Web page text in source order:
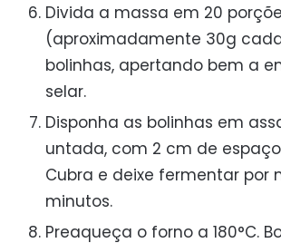
Divida a massa em 20
(aproximadamente 30g
bolinhas, apertando bem a
selar.
Disponha as bolinhas em
untada, com 2 cm de
Cubra e deixe fermentar por
minutos.
Preaqueça o forno a 180°C.